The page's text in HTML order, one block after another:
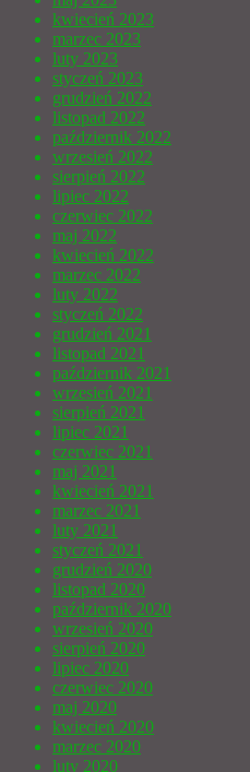
kwiecień 2023
marzec 2023
luty 2023
styczeń 2023
grudzień 2022
listopad 2022
październik 2022
wrzesień 2022
sierpień 2022
lipiec 2022
czerwiec 2022
maj 2022
kwiecień 2022
marzec 2022
luty 2022
styczeń 2022
grudzień 2021
listopad 2021
październik 2021
wrzesień 2021
sierpień 2021
lipiec 2021
czerwiec 2021
maj 2021
kwiecień 2021
marzec 2021
luty 2021
styczeń 2021
grudzień 2020
listopad 2020
październik 2020
wrzesień 2020
sierpień 2020
lipiec 2020
czerwiec 2020
maj 2020
kwiecień 2020
marzec 2020
luty 2020